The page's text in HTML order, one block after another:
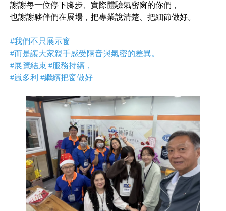
謝謝每一位停下腳步、實際體驗氣密窗的你們，
也謝謝夥伴們在展場，把專業說清楚、把細節做好。
#我們不只展示窗
#而是讓大家親手感受隔音與氣密的差異。
#展覽結束 #服務持續 ，
#嵐多利 #繼續把窗做好